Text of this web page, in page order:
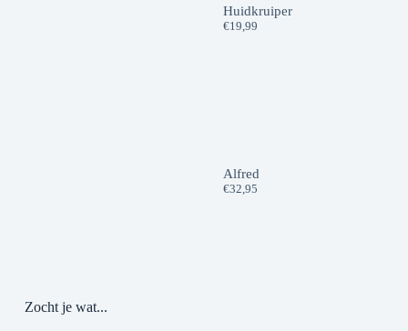
Huidkruiper
€19,99
Alfred
€32,95
Zocht je wat...